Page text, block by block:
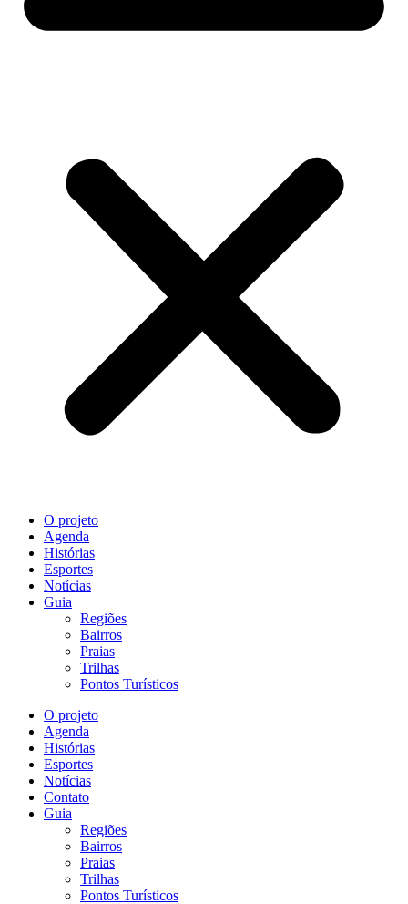
O projeto
Agenda
Histórias
Esportes
Notícias
Guia
Regiões
Bairros
Praias
Trilhas
Pontos Turísticos
O projeto
Agenda
Histórias
Esportes
Notícias
Contato
Guia
Regiões
Bairros
Praias
Trilhas
Pontos Turísticos